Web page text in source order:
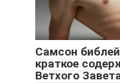
Самсон
краткое
Ветхого